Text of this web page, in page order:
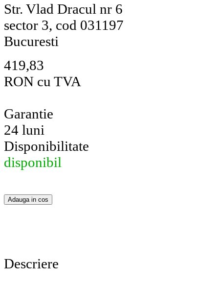
Str. Vlad Dracul nr 6
sector 3, cod 031197
Bucuresti
419,83
RON cu TVA
Garantie
24 luni
Disponibilitate
disponibil
Descriere